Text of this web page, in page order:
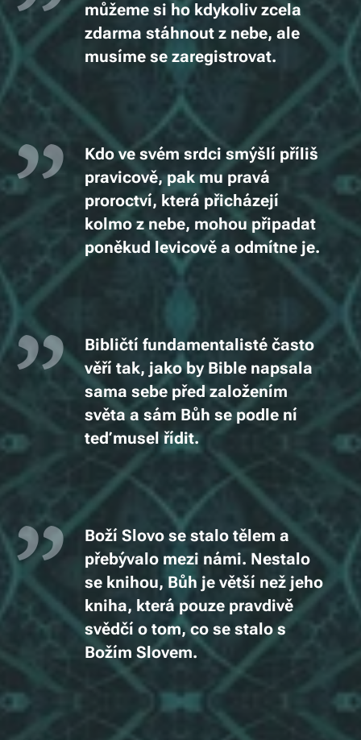
můžeme si ho kdykoliv zcela
zdarma stáhnout z nebe, ale
musíme se zaregistrovat.
Kdo ve svém srdci smýšlí příliš
pravicově, pak mupravá
proroctví, která přicházejí
kolmo z nebe, mohou připadat
poněkud levicově a odmítne je.
Bibličtí fundamentalisté často
věří tak, jako by Bible napsala
sama sebe před založením
světa a sám Bůh se podle ní
teď musel řídit.
Boží Slovo se stalo tělem a
přebývalo mezi námi. Nestalo
se knihou, Bůh je větší než jeho
kniha, která pouze pravdivě
svědčí o tom, co se stalo s
Božím Slovem.